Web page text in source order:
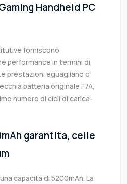
Handheld PC
forniscono
performance in termini di
prestazioni eguagliano o
batteria originale F7A,
numero di cicli di carica-
garantita, celle
capacità di 5200mAh. La